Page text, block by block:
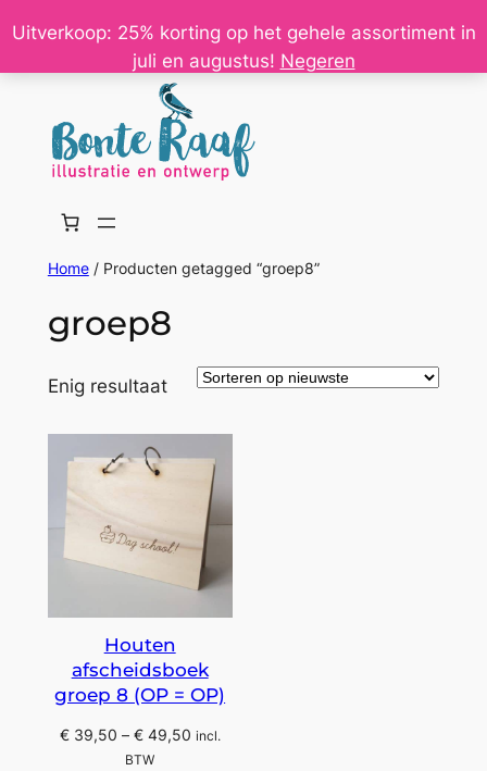
Uitverkoop: 25% korting op het gehele assortiment in
juli en augustus! Negeren
Ga
de
Home/ Producten getagged “groep8”
groep8
Enig resultaat
Houten
afscheidsboek
groep 8 (OP = OP)
€39,50 – €49,50Prijsklasse:
incl.
BTW